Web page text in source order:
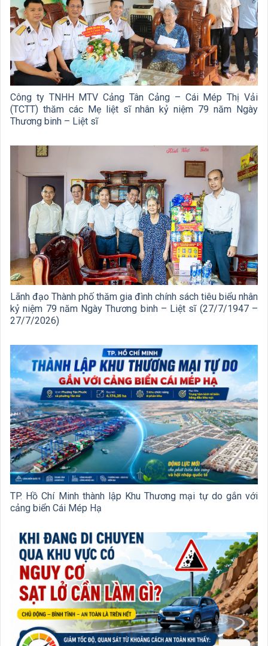
Công ty TNHH MTV Cảng Tân Cảng – Cái Mép Thị Vải
(TCTT) thăm các Mẹ liệt sĩ nhân kỷ niệm 79 năm Ngày
Thương binh – Liệt sĩ
Lãnh đạo Thành phố thăm gia đình chính sách tiêu biểu nhân
kỷ niệm 79 năm Ngày Thương binh – Liệt sĩ (27/7/1947 –
27/7/2026)
TP. Hồ Chí Minh thành lập Khu Thương mại tự do gắn với
cảng biển Cái Mép Hạ